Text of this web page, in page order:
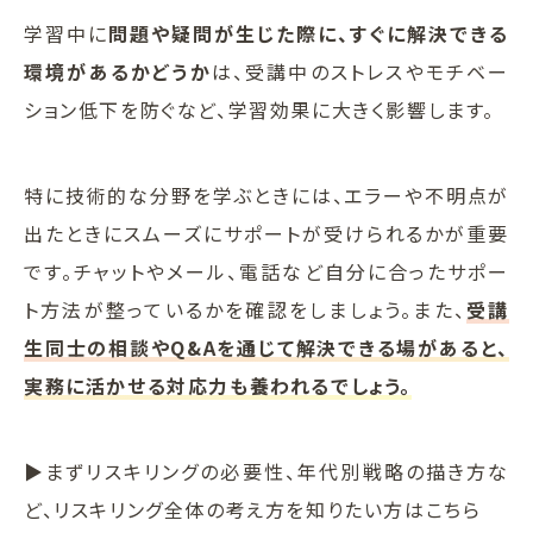
学習中に問題や疑問が生じた際に、すぐに解決できる
環境があるかどうかは、受講中のストレスやモチベー
ション低下を防ぐなど、学習効果に大きく影響します。
特に技術的な分野を学ぶときには、エラーや不明点が
出たときにスムーズにサポートが受けられるかが重要
です。チャットやメール、電話など自分に合ったサポー
ト方法が整っているかを確認をしましょう。また、 受講
生同士の相談やQ&Aを通じて解決できる場があると、
実務に活かせる対応力も養われるでしょう。
▶まずリスキリングの必要性、年代別戦略の描き方な
ど、リスキリング全体の考え方を知りたい方はこちら